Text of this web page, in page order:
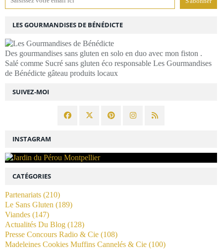
SUIVEZ-MOI
LES GOURMANDISES DE BÉNÉDICTE
Des gourmandises sans gluten en solo en duo avec mon fiston .
Salé comme Sucré sans gluten éco responsable Les Gourmandises
de Bénédicte gâteau produits locaux
INSTAGRAM
CATÉGORIES
Partenariats (210)
Le Sans Gluten (189)
Viandes (147)
Actualités Du Blog (128)
Presse Concours Radio & Cie (108)
Madeleines Cookies Muffins Cannelés & Cie (100)